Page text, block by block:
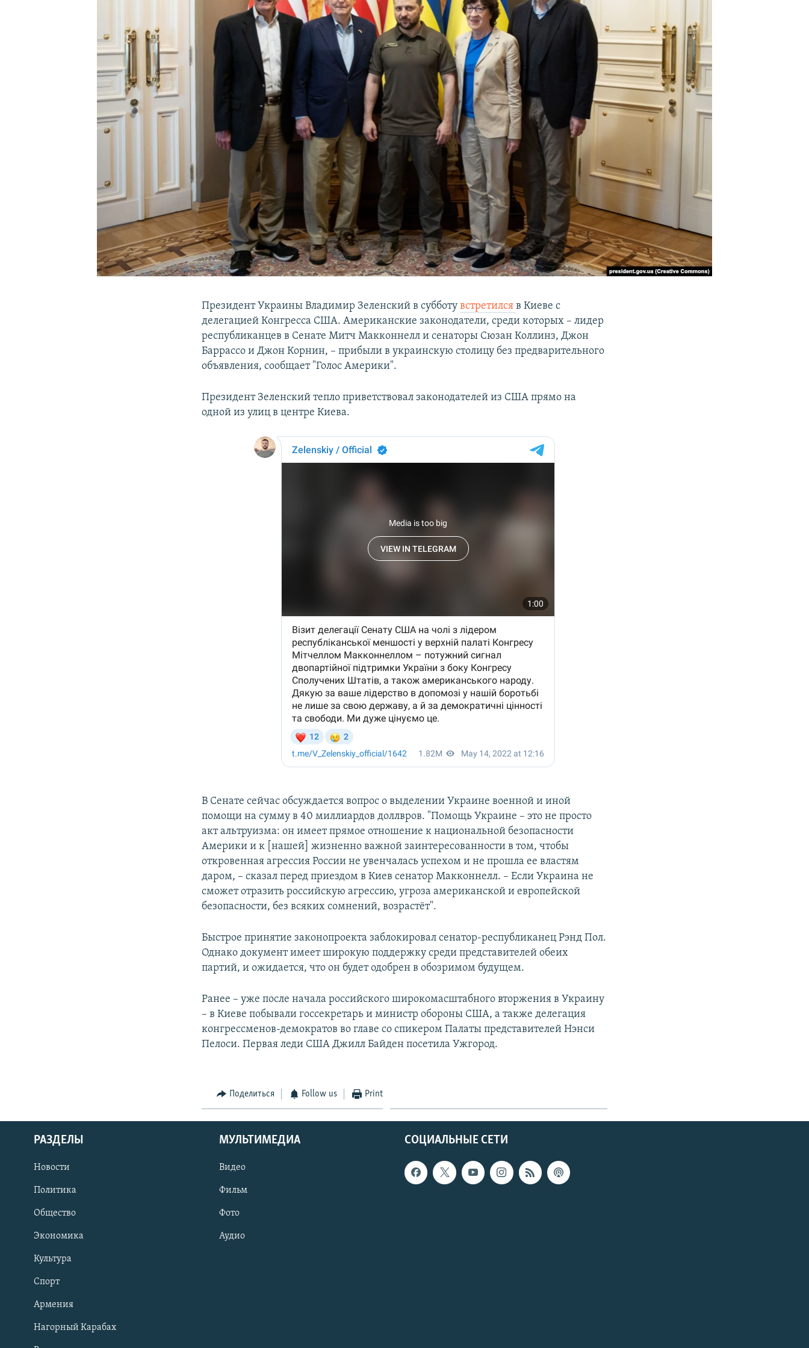
Президент Украины Владимир Зеленский в субботувстретилсяв Киеве с
делегацией Конгресса США. Американские законодатели, среди которых – лидер
республиканцев в Сенате Митч Макконнелл и сенаторы Сюзан Коллинз, Джон
Баррассо и Джон Корнин, – прибыли в украинскую столицу без предварительного
объявления, сообщает "Голос Америки".
Президент Зеленский тепло приветствовал законодателей из США прямо на
одной из улиц в центре Киева.
В Сенате сейчас обсуждается вопрос о выделении Украине военной и иной
помощи на сумму в 40 миллиардов доллвров. "Помощь Украине – это не просто
акт альтруизма: он имеет прямое отношение к национальной безопасности
Америки и к [нашей] жизненно важной заинтересованности в том, чтобы
откровенная агрессия России не увенчалась успехом и не прошла ее властям
даром, – сказал перед приездом в Киев сенатор Макконнелл. – Если Украина не
сможет отразить российскую агрессию, угроза американской и европейской
безопасности, без всяких сомнений, возрастёт".
Быстрое принятие законопроекта заблокировал сенатор-республиканец Рэнд Пол.
Однако документ имеет широкую поддержку среди представителей обеих
партий, и ожидается, что он будет одобрен в обозримом будущем.
Ранее – уже после начала российского широкомасштабного вторжения в Украину
– в Киеве побывали госсекретарь и министр обороны США, а также делегация
конгрессменов-демократов во главе со спикером Палаты представителей Нэнси
Пелоси. Первая леди США Джилл Байден посетила Ужгород.
Поделиться Follow us Print
СОЦИАЛЬНЫЕ СЕТИ
РАЗДЕЛЫ
Новости
Политика
Общество
Экономика
Культура
Спорт
Армения
Нагорный Карабах
МУЛЬТИМЕДИА
Видео
Фильм
Фото
Аудио